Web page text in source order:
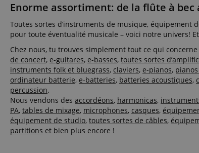
Enorme assortiment: de la flûte à bec
Toutes sortes d‘instruments de musique, équipement
pour toute éventualité musicale – voici notre univers!
Chez nous, tu trouves simplement tout ce qui
de concert, e-guitares, e-basses, toutes sortes
instruments folk et bluegrass, claviers, e-pianos,
ordinateur batterie, e-batteries, batteries acoustiques,
percussion.
Nous vendons des accordéons, harmonicas,
PA, tables de mixage, microphones, casques,
équipement de studio, toutes sortes de câbles,
partitions et bien plus encore !
amazon-
apay-